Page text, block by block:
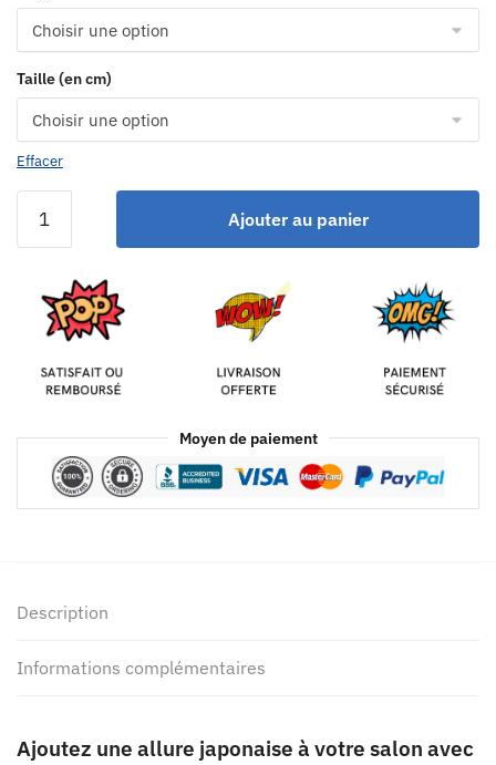
Taille (en cm)
Effacer
Ajouter au panier
Moyen de paiement
Description
Informations complémentaires
Ajoutez une allure japonaise à votre salon avec